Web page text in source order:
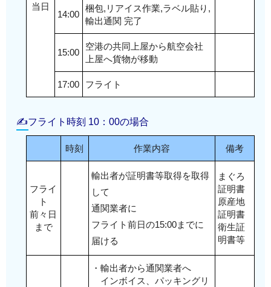
当日
14:00
梱包,リアイス作業,ラベル貼り,
輸出通関 完了
15:00
空港の共同上屋から航空会社
上屋へ貨物が移動
17:00 フライト
✍フライト時刻 10：00の場合
時刻 作業内容 備考
フライ
ト
前々日
まで
輸出者が証明書等取得を取得
して
通関業者に
フライト前日の15:00までに
届ける
まぐろ
証明書
原産地
証明書
衛生証
明書等
・輸出者から通関業者へ
インボイス、パッキングリ